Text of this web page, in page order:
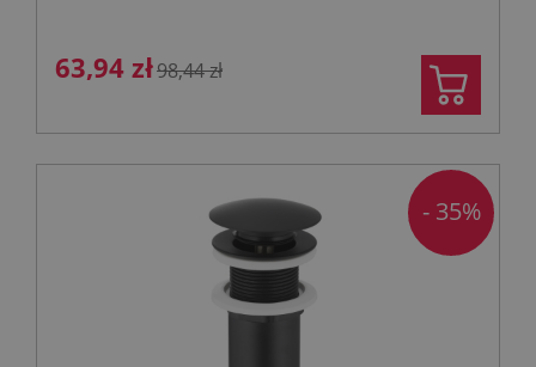
63,94 zł98,44 zł
- 35%